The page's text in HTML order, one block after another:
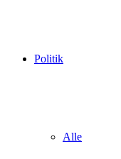
Politik
Alle